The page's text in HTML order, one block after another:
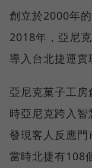
創立於2000年
2018年，亞尼
導入台北捷運實
亞尼克菓子工
時亞尼克跨入
發現客人反應
當時北捷有108